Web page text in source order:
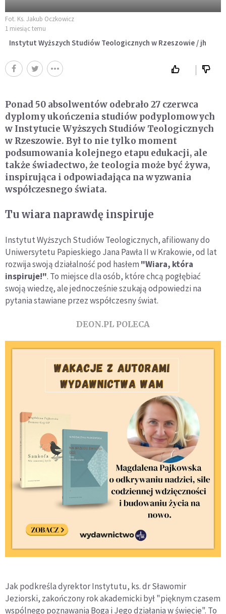
Fot. Ks. Jakub Oczkowicz
1 miesiąc temu
Instytut Wyższych Studiów Teologicznych w Rzeszowie / jh
Ponad 50 absolwentów odebrało 27 czerwca
dyplomy ukończenia studiów podyplomowych
w Instytucie Wyższych Studiów Teologicznych
w Rzeszowie. Był to nie tylko moment
podsumowania kolejnego etapu edukacji, ale
także świadectwo, że teologia może być żywa,
inspirująca i odpowiadająca na wyzwania
współczesnego świata.
Tu wiara naprawdę inspiruje
Instytut Wyższych Studiów Teologicznych, afiliowany do
Uniwersytetu Papieskiego Jana Pawła II w Krakowie, od lat
rozwija swoją działalność pod hasłem "Wiara, która
inspiruje!". To miejsce dla osób, które chcą pogłębiać
swoją wiedzę, ale jednocześnie szukają odpowiedzi na
pytania stawiane przez współczesny świat.
DEON.PL POLECA
Jak podkreśla dyrektor Instytutu, ks. dr Sławomir
Jeziorski, zakończony rok akademicki był "pięknym czasem
wspólnego poznawania Boga i Jego działania w świecie". To